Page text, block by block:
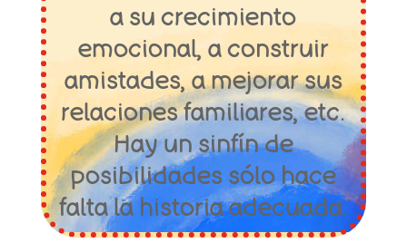
a su crecimiento
emocional, a construir
amistades, a mejorar sus
relaciones familiares, etc.
Hay un sinfín de
posibilidades sólo hace
falta la historia adecuada.